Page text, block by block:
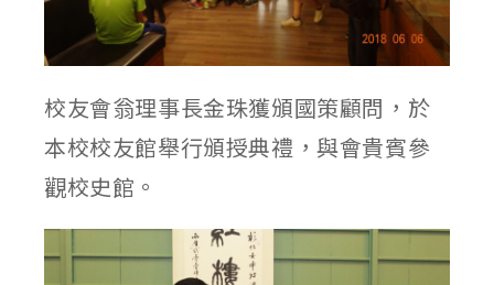
校友會翁理事長金珠獲頒國策顧問，於
本校校友館舉行頒授典禮，與會貴賓參
觀校史館。